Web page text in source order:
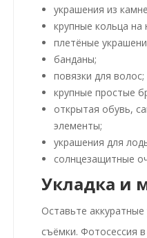
украшения из
крупные кольца на
плетёные
банданы;
повязки для волос;
крупные простые
открытая обувь,
элементы;
украшения для
солнцезащитные
Укладка и
Оставьте аккуратные
съёмки. Фотосессия